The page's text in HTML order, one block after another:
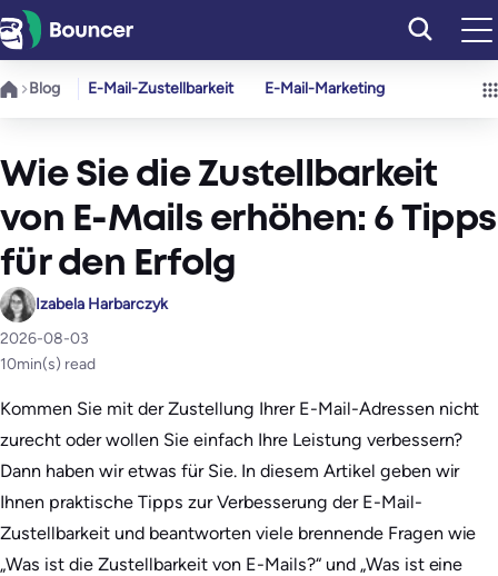
Zum
Inhalt
springen
Blog E-Mail-Zustellbarkeit E-Mail-Marketing
Wie Sie die Zustellbarkeit
von E-Mails erhöhen: 6 Tipps
für den Erfolg
Izabela Harbarczyk
2026-08-03
10min(s) read
Kommen Sie mit der Zustellung Ihrer E-Mail-Adressen nicht
zurecht oder wollen Sie einfach Ihre Leistung verbessern?
Dann haben wir etwas für Sie. In diesem Artikel geben wir
Ihnen praktische Tipps zur Verbesserung der E-Mail-
Zustellbarkeit und beantworten viele brennende Fragen wie
„Was ist die Zustellbarkeit von E-Mails?“ und „Was ist eine